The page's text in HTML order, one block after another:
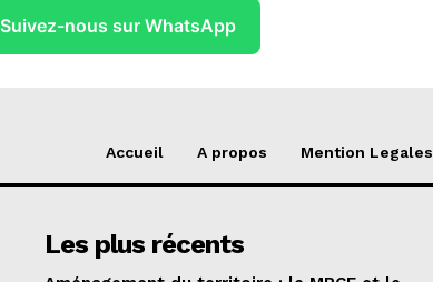
Suivez-nous sur WhatsApp
Accueil A propos Mention Legales
Les plus récents